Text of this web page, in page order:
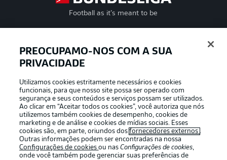
Football as it’s meant to be
APLICATIVO DA BUNDESLIGA
Oferecido por
PREOCUPAMO-NOS COM A SUA
PRIVACIDADE
Utilizamos cookies estritamente necessários e cookies
funcionais, para que nosso site possa ser operado com
segurança e seus conteúdos e serviços possam ser utilizados.
Ao clicar em “Aceitar todos os cookies”, você autoriza que nós
utilizemos também cookies de desempenho, cookies de
marketing e de análise e cookies de mídias sociais. Esses
cookies são, em parte, oriundos dosfornecedores externos .
Outras informações podem ser encontradas na nossa
Configurações de cookiesou nasConfigurações de cookies,
onde você também pode gerenciar suas preferências de